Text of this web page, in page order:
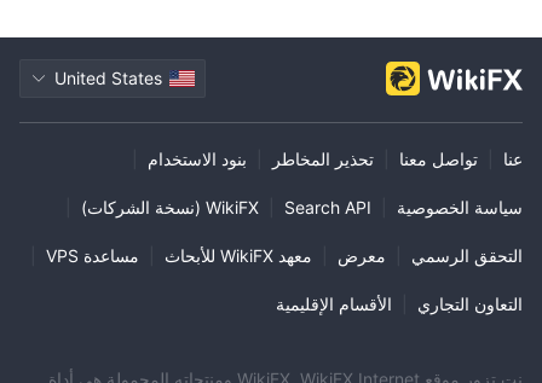
United States
عنا تواصل معنا تحذير المخاطر بنود الاستخدام
سياسة الخصوصية Search API WikiFX (نسخة الشركات)
التحقق الرسمي معرض معهد WikiFX للأبحاث مساعدة VPS
التعاون التجاري الأقسام الإقليمية